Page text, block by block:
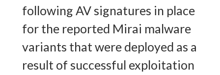
following AV signatures in place
for the reported Mirai malware
variants that were deployed as a
result of successful exploitation